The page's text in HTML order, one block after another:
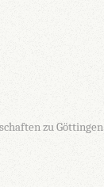
zu Göttingen